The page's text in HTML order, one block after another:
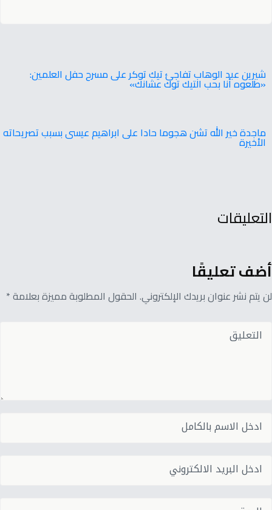
شيرين عبد الوهاب تفاجئ تيك توكر على مسرح حفل العلمين:
«طلعوه أنا بحب التيك توك عشانك»
ماجدة خير الله تشن هجوما حادا على ابراهيم عيسى بسبب تصريحاته
الأخيرة
التعليقات
أضف تعليقًا
لن يتم نشر عنوان بريدك الإلكتروني. الحقول المطلوبة مميزة بعلامة *